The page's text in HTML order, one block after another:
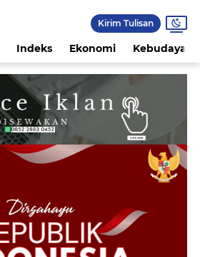
Kirim Tulisan
Indeks Ekonomi Kebudayaan